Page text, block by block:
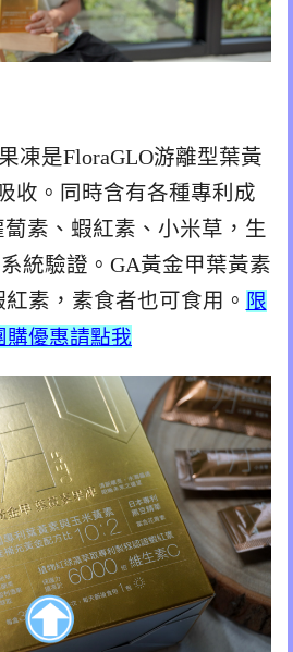
凍是FloraGLO游離型葉黃
收。同時含有各種專利成
素、蝦紅素、小米草，生
統驗證。GA黃金甲葉黃素
素，素食者也可食用。 限
購優惠請點我